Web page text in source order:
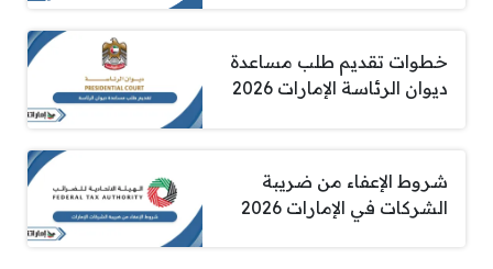
خطوات تقديم طلب مساعدة
ديوان الرئاسة الإمارات 2026
شروط الإعفاء من ضريبة
الشركات في الإمارات 2026